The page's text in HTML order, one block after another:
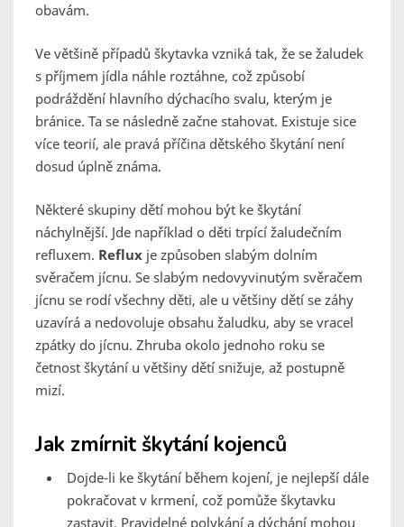
obavám.
Ve většině případů škytavka vzniká tak, že se žaludek
s příjmem jídla náhle roztáhne, což způsobí
podráždění hlavního dýchacího svalu, kterým je
bránice. Ta se následně začne stahovat. Existuje sice
více teorií, ale pravá příčina dětského škytání není
dosud úplně známa.
Některé skupiny dětí mohou být ke škytání
náchylnější. Jde například o děti trpící žaludečním
refluxem. Reflux je způsoben slabým dolním
svěračem jícnu. Se slabým nedovyvinutým svěračem
jícnu se rodí všechny děti, ale u většiny dětí se záhy
uzavírá a nedovoluje obsahu žaludku, aby se vracel
zpátky do jícnu. Zhruba okolo jednoho roku se
četnost škytání u většiny dětí snižuje, až postupně
mizí.
Jak zmírnit škytání kojenců
Dojde-li ke škytání během kojení, je nejlepší dále
pokračovat v krmení, což pomůže škytavku
zastavit. Pravidelné polykání a dýchání mohou